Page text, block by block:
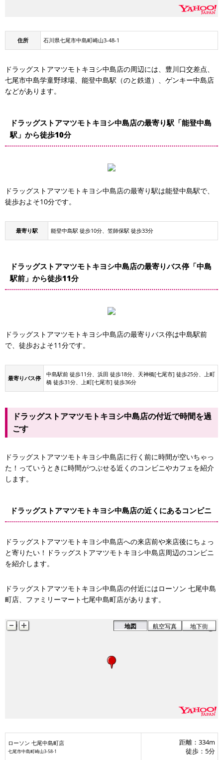
住所 石川県七尾市中島町崎山3-48-1
ドラッグストアマツモトキヨシ中島店の周辺には、豊川口交差点、
七尾市中島学童野球場、能登中島駅（のと鉄道）、ゲンキー中島店
などがあります。
ドラッグストアマツモトキヨシ中島店の最寄り駅「能登中島
駅」から徒歩10分
ドラッグストアマツモトキヨシ中島店の最寄り駅は能登中島駅で、
徒歩およそ10分です。
最寄り駅 能登中島駅 徒歩10分、笠師保駅 徒歩33分
ドラッグストアマツモトキヨシ中島店の最寄りバス停「中島
駅前」から徒歩11分
ドラッグストアマツモトキヨシ中島店の最寄りバス停は中島駅前
で、徒歩およそ11分です。
最寄りバス停
中島駅前 徒歩11分、浜田 徒歩18分、天神橋[七尾市] 徒歩25分、上町
橋 徒歩31分、上町[七尾市] 徒歩36分
ドラッグストアマツモトキヨシ中島店の付近で時間を過
ごす
ドラッグストアマツモトキヨシ中島店に行く前に時間が空いちゃっ
た！っていうときに時間がつぶせる近くのコンビニやカフェを紹介
します。
ドラッグストアマツモトキヨシ中島店の近くにあるコンビニ
ドラッグストアマツモトキヨシ中島店への来店前や来店後にちょっ
と寄りたい！ドラッグストアマツモトキヨシ中島店周辺のコンビニ
を紹介します。
ドラッグストアマツモトキヨシ中島店の付近にはローソン 七尾中島
町店、ファミリーマート七尾中島町店があります。
ローソン 七尾中島町店
地図 航空写真 地下街
ローソン 七尾中島町店
七尾市中島町崎山3-58-1
距離：334m
徒歩：5分